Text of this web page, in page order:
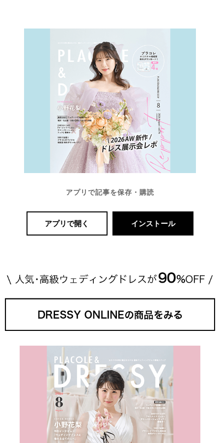
アプリで記事を保存・購読
アプリで開く インストール